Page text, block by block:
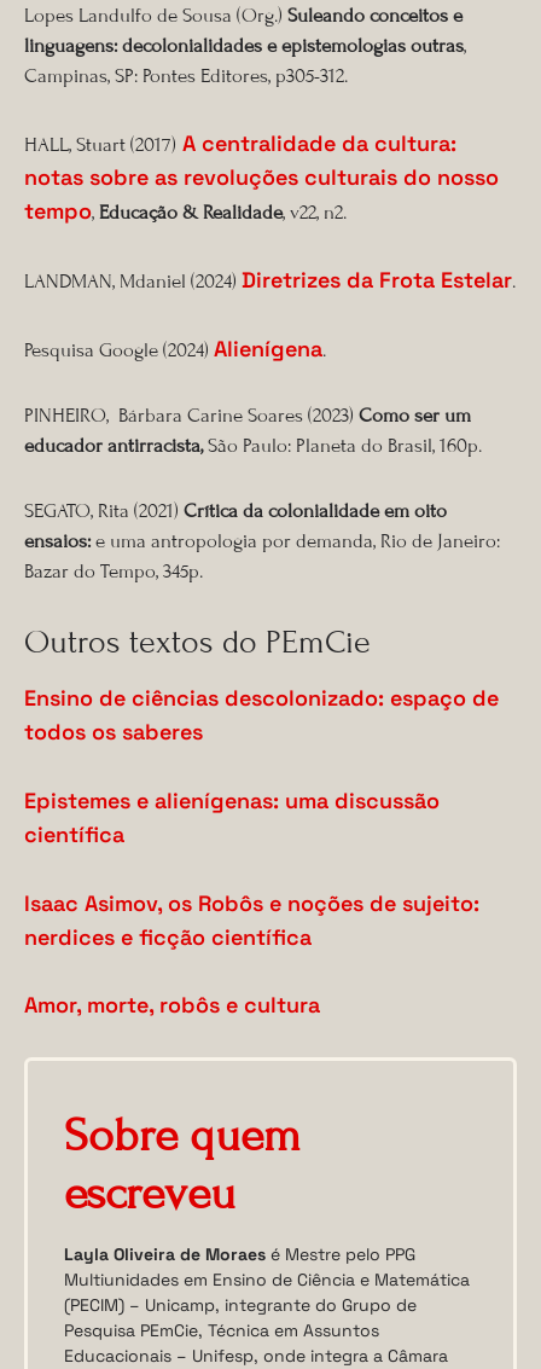
Lopes Landulfo de Sousa (Org.) Suleando conceitos e
linguagens: decolonialidades e epistemologias outras,
Campinas, SP: Pontes Editores, p305-312.
HALL, Stuart (2017) A centralidade da cultura:
notas sobre as revoluções culturais do nosso
tempo, Educação & Realidade, v22, n2.
LANDMAN, Mdaniel (2024) Diretrizes da Frota Estelar.
Pesquisa Google (2024) Alienígena.
PINHEIRO, Bárbara Carine Soares (2023) Como ser um
educador antirracista,São Paulo: Planeta do Brasil, 160p.
SEGATO, Rita (2021) Crítica da colonialidade em oito
ensaios:e uma antropologia por demanda, Rio de Janeiro:
Bazar do Tempo, 345p.
Outros textos do PEmCie
Ensino de ciências descolonizado: espaço de
todos os saberes
Epistemes e alienígenas: uma discussão
científica
Isaac Asimov, os Robôs e noções de sujeito:
nerdices e ficção científica
Amor, morte, robôs e cultura
Sobre quem
escreveu
Layla Oliveira de Moraes é Mestre pelo PPG
Multiunidades em Ensino de Ciência e Matemática
(PECIM) – Unicamp, integrante do Grupo de
Pesquisa PEmCie, Técnica em Assuntos
Educacionais – Unifesp, onde integra a Câmara